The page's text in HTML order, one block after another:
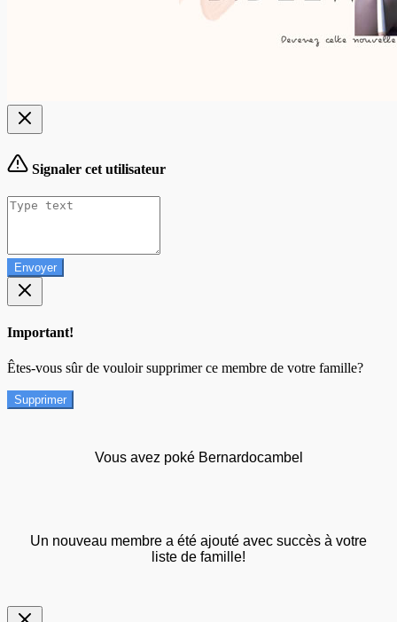
Signaler cet utilisateur
Envoyer
Important!
Êtes-vous sûr de vouloir supprimer ce membre de votre famille?
Supprimer
Vous avez poké Bernardocambel
Un nouveau membre a été ajouté avec succès à votre
liste de famille!